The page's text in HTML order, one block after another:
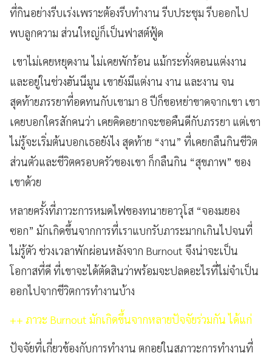
ที่กินอย่างรีบเร่งเพราะต้องรีบทำงาน รีบประชุม รีบออกไป
พบลูกความ ส่วนใหญ่ก็เป็นฟาสต์ฟู้ด
เขาไม่เคยหยุดงาน ไม่เคยพักร้อน แม้กระทั่งตอนแต่งงาน
และอยู่ในช่วงฮันนีมูน เขายังมีแต่งาน งาน และงาน จน
สุดท้ายภรรยาที่อดทนกับเขามา 8 ปีก็ขอหย่าขาดจากเขา เขา
เคยบอกใครสักคนว่า เคยคิดอยากจะขอคืนดีกับภรรยา แต่เขา
ไม่รู้จะเริ่มต้นบอกเธอยังไง สุดท้าย “งาน” ที่เคยกลืนกินชีวิต
ส่วนตัวและชีวิตครอบครัวของเขา ก็กลืนกิน “สุขภาพ” ของ
เขาด้วย
หลายครั้งที่ภาวะการหมดไฟของทนายอาวุโส “จองมยอง
ซอก” มักเกิดขึ้นจากการที่เราแบกรับภาระมากเกินไปจนที่
ไม่รู้ตัว ช่วงเวลาพักผ่อนหลังจาก Burnout จึงน่าจะเป็น
โอกาสที่ดี ที่เขาจะได้ตัดสินว่าพร้อมจะปลดอะไรที่ไม่จำเป็น
ออกไปจากชีวิตการทำงานบ้าง
++ ภาวะ Burnout มักเกิดขึ้นจากหลายปัจจัยร่วมกัน ได้แก่
ปัจจัยที่เกี่ยวข้องกับการทำงาน ตกอยู่ในสภาวะการทำงานที่